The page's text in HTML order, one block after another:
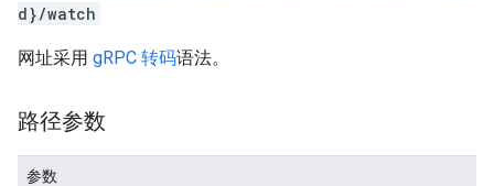
d}/watch
网址采用 gRPC 转码语法。
路径参数
参数